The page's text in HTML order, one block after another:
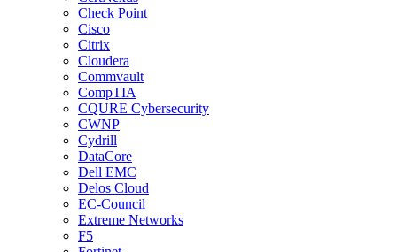
Check Point
Cisco
Citrix
Cloudera
Commvault
CompTIA
CQURE Cybersecurity
CWNP
Cydrill
DataCore
Dell EMC
Delos Cloud
EC-Council
Extreme Networks
F5